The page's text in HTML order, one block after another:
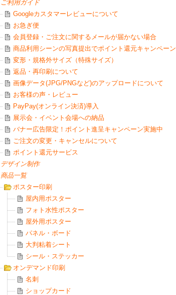
ご利用ガイド
Googleカスタマーレビューについて
お急ぎ便
会員登録・ご注文に関するメールが届かない場合
商品利用シーンの写真提出でポイント還元キャンペーン
変形・規格外サイズ（特殊サイズ）
返品・再印刷について
画像データ(JPG/PNGなど)のアップロードについて
お客様の声・レビュー
PayPay(オンライン決済)導入
展示会・イベント会場への納品
バナー広告限定！ポイント進呈キャンペーン実施中
ご注文の変更・キャンセルについて
ポイント還元サービス
デザイン制作
商品一覧
ポスター印刷
屋内用ポスター
フォト水性ポスター
屋外用ポスター
パネル・ボード
大判粘着シート
シール・ステッカー
オンデマンド印刷
名刺
ショップカード